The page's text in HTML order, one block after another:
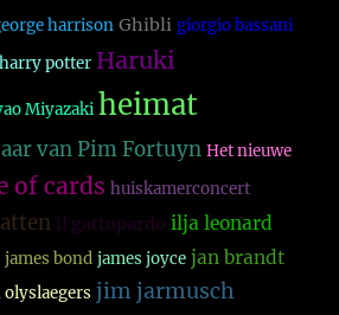
harrison Ghibli giorgio bassani
harry potter Haruki
Miyazaki heimat
van Pim Fortuyn Het nieuwe
of cards huiskamerconcert
il gattopardo ilja leonard
james bond james joyce jan brandt
olyslaegers jim jarmusch